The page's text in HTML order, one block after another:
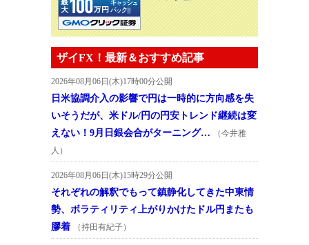
ザイFX！最新＆おすすめ記事
2026年08月06日(木)17時00分公開
日米協調介入の影響で円は一時的に方向感を失
いそうだが、米ドル/円の円安トレンド継続は変
えない！9月日銀会合がターニング…
（今井雅
人）
2026年08月06日(木)15時29分公開
それぞれの解釈でもって鎮静化してきた中東情
勢、ボラティリティ上がりかけたドル円またも
膠着
（持田有紀子）